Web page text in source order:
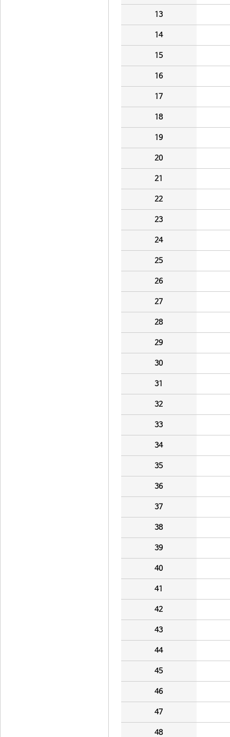
13
14
15
16
17
18
19
20
21
22
23
24
25
26
27
28
29
30
31
32
33
34
35
36
37
38
39
40
41
42
43
44
45
46
47
48